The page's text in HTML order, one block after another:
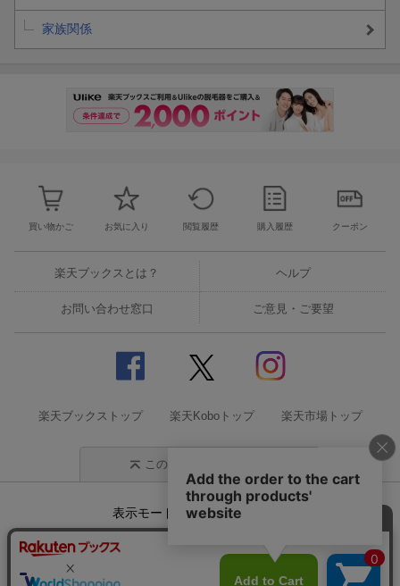
家族関係
買い物かご お気に入り 閲覧履歴 購入履歴 クーポン
楽天ブックスとは？ ヘルプ
お問い合わせ窓口 ご意見・ご要望
楽天ブックストップ 楽天Koboトップ 楽天市場トップ
このページの先頭に戻る
表示モード モバイル
企業情報 個人情報保護方針
特定商取引法に基づく表記